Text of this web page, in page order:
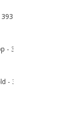
- 3871
- 3906